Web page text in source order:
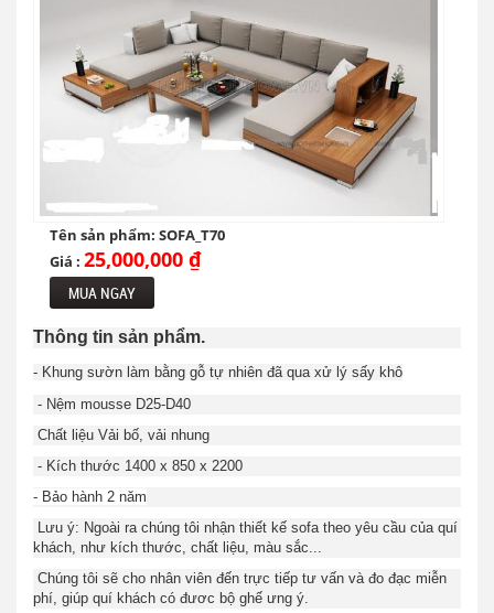
Tên sản phẩm: SOFA_T70
Giá : 25,000,000 ₫
MUA NGAY
Thông tin sản phẩm.
- Khung sườn làm bằng gỗ tự nhiên đã qua xử lý sấy khô
- Nệm mousse D25-D40
Chất liệu Vải bố, vải nhung
- Kích thước 1400 x 850 x 2200
- Bảo hành 2 năm
Lưu ý: Ngoài ra chúng tôi nhận thiết kế sofa theo yêu cầu của quí
khách, như kích thước, chất liệu, màu sắc...
Chúng tôi sẽ cho nhân viên đến trực tiếp tư vấn và đo đạc miễn
phí, giúp quí khách có đươc bộ ghế ưng ý.